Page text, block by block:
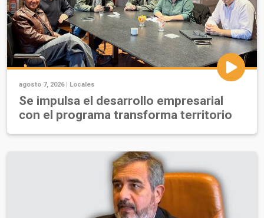
agosto 7, 2026 | Locales
Se impulsa el desarrollo empresarial
con el programa transforma territorio